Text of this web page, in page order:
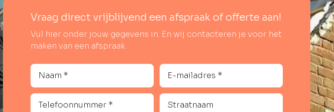
Vraag direct vrijblijvend een afspraak of offerte aan!
Vul hier onder jouw gegevens in. En wij contacteren je voor het
maken van een afspraak.